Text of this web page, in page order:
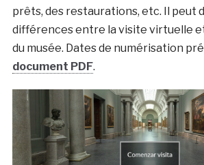
prêts, des restaurations, etc. Il peut
différences entre la visite virtuelle
du musée. Dates de numérisation
document PDF.